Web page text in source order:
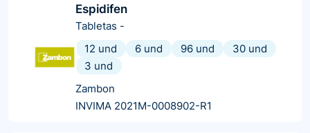
Espidifen
Tabletas -
12 und
6 und 96 und
30 und
3 und
Zambon
INVIMA 2021M-0008902-R1